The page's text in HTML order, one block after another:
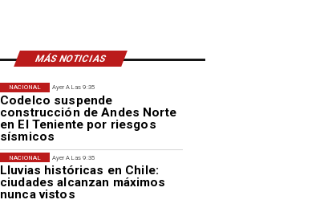
MÁS NOTICIAS
Ayer A Las 9:35
Codelco suspende
construcción de Andes Norte
en El Teniente por riesgos
sísmicos
NACIONAL
Ayer A Las 9:35
Lluvias históricas en Chile:
ciudades alcanzan máximos
nunca vistos
NACIONAL